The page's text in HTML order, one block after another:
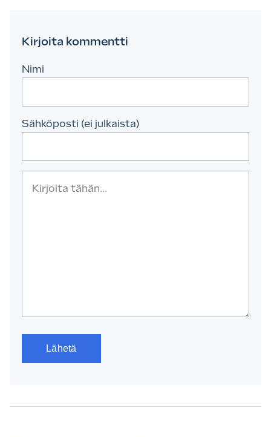
Kirjoita kommentti
Nimi
Sähköposti (ei julkaista)